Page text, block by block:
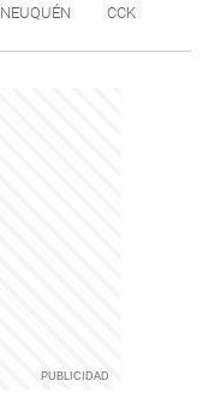
NEUQUÉN CCK